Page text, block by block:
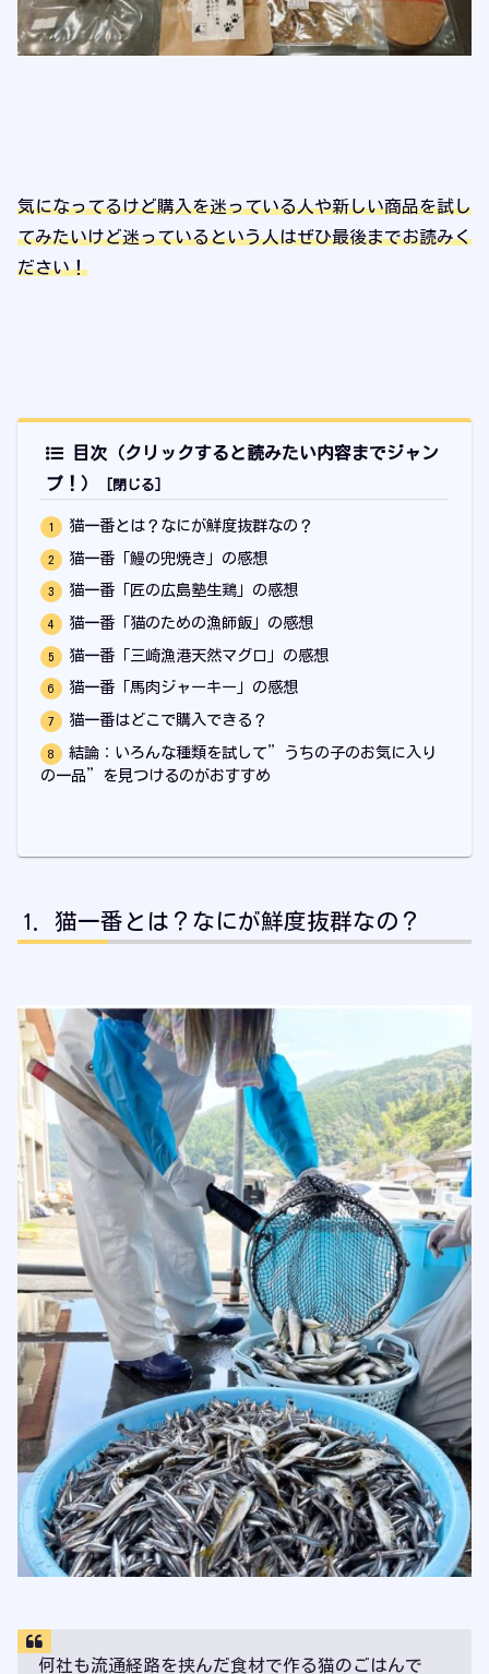
気になってるけど購入を迷っている人や新しい商品を試し
てみたいけど迷っているという人はぜひ最後までお読みく
ださい！
目次（クリックすると読みたい内容までジャン
プ！）
猫一番とは？なにが鮮度抜群なの？
猫一番「鰻の兜焼き」の感想
猫一番「匠の広島塾生鶏」の感想
猫一番「猫のための漁師飯」の感想
猫一番「三崎漁港天然マグロ」の感想
猫一番「馬肉ジャーキー」の感想
猫一番はどこで購入できる？
結論：いろんな種類を試して”うちの子のお気に入り
の一品”を見つけるのがおすすめ
猫一番とは？なにが鮮度抜群なの？
何社も流通経路を挟んだ食材で作る猫のごはんで